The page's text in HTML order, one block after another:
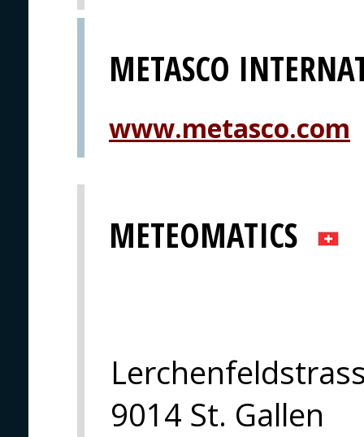
METASCO
www.metasco.com
METEOMATICS
9014 St. Gallen